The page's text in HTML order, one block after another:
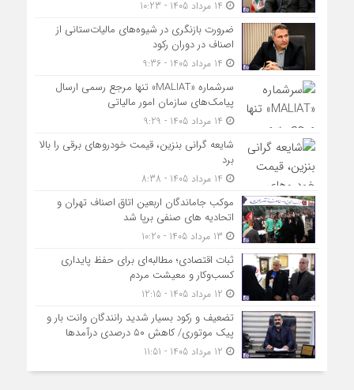
ضرورت بازنگری در شیوه‌های مالیات‌ستانی از
اصناف در دوران رکود
سرشماره «MALIAT» تنها مرجع رسمی ارسال
پیامک‌های سازمان امور مالیاتی
شایعه گرانی بنزین، قیمت خودروهای برقی را بالا
برد
موکب جاماندگان اربعین اتاق اصناف تهران و
اتحادیه های صنفی برپا شد
ثبات اقتصادی؛ مطالبه‌ای برای حفظ پایداری
کسب‌وکار و معیشت مردم
تضعیف و رکود بسیار شدید رانندگان وانت بار و
پیک موتوری/ کاهش ۵۰ درصدی درآمدها